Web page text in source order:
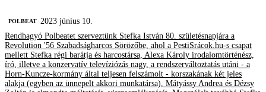
‎POLBEAT 2023 június 10.
Rendhagyó Polbeatet szerveztünk Stefka István 80. születésnapjára a
Revolution '56 Szabadságharcos Sörözőbe, ahol a PestiSrácok.hu-s csapat
mellett Stefka régi barátja és harcostársa, Alexa Károly irodalomtörténész,
író, illetve a konzervatív televíziózás nagy, a rendszerváltoztatás utáni - a
Horn-Kuncze-kormány által teljesen felszámolt - korszakának két jeles
alakja (egyben az ünnepelt akkori munkatársa), Mátyássy Andrea és Dézsy